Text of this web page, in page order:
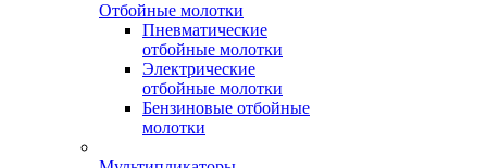
Отбойные молотки
Пневматические
отбойные молотки
Электрические
отбойные молотки
Бензиновые отбойные
молотки